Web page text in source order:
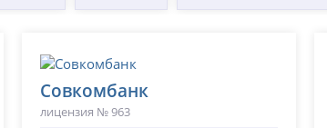
Совкомбанк
лицензия № 963